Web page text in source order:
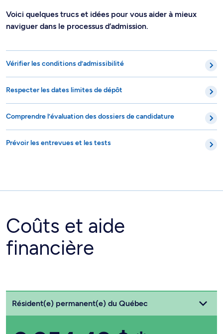
Voici quelques trucs et idées pour vous aider à mieux
naviguer dans le processus d’admission.
Vérifier les conditions d’admissibilité
Respecter les dates limites de dépôt
Comprendre l’évaluation des dossiers de candidature
Prévoir les entrevues et les tests
Coûts et aide
financière
Choisissez votre statut
Résident(e) permanent(e) du Québec